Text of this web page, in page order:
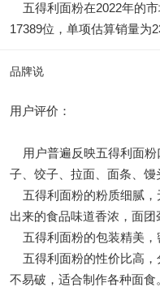
五得利面粉在2022年的
17389位，单项估算销量为
品牌说
用户评价：
用户普遍反映五得利面粉
子、饺子、拉面、面条、馒
五得利面粉的粉质细腻，
出来的食品味道香浓，面团
五得利面粉的包装精美，
五得利面粉的性价比高，
不易破，适合制作各种面食